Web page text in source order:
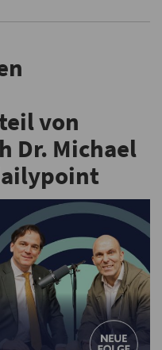
von
Dr. Michael